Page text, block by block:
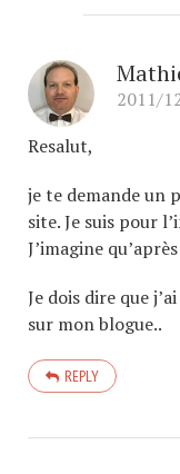
2011/
Resalut,
je te demande un
site. Je suis pour
J’imagine
Je dois dire que
sur mon blogue..
REPLY